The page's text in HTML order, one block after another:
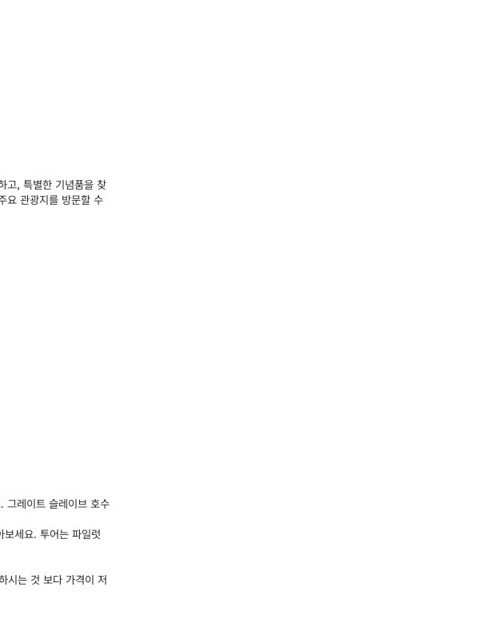
고, 특별한 기념품을 찾
요 관광지를 방문할 수
그레이트 슬레이브 호수
세요. 투어는 파일럿
시는 것 보다 가격이 저